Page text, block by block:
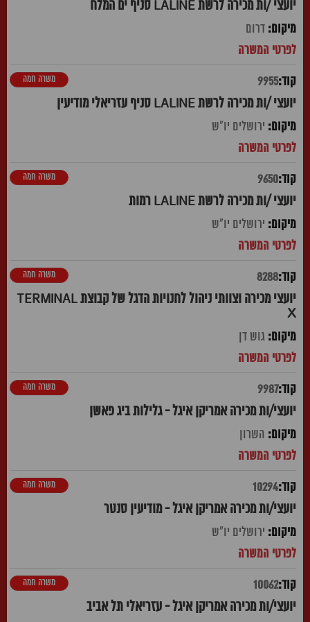
יועצי /ות מכירה לרשת LALINE סניף ים המלח
דרום
9955
יועצי /ות מכירה לרשת LALINE סניף עזריאלי מודיעין
משרה חמה
ירושלים יו"ש
9650
יועצי /ות מכירה לרשת LALINE רמות
משרה חמה
ירושלים יו"ש
8288
יועצי מכירה וצוותי ניהול לחנויות הדגל של קבוצת TERMINAL
X
משרה חמה
גוש דן
9987
יועצי/ות מכירה אמריקן איגל - גלילות ביג פאשן
משרה חמה
השרון
10294
יועצי/ות מכירה אמריקן איגל - מודיעין סנטר
משרה חמה
ירושלים יו"ש
10062
יועצי/ות מכירה אמריקן איגל - עזריאלי תל אביב
משרה חמה